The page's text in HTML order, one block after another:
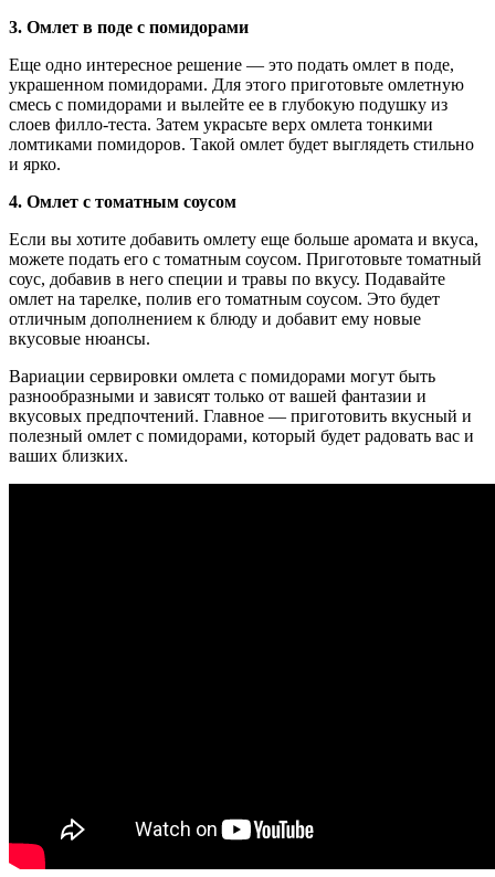
3. Омлет в поде с помидорами
Еще одно интересное решение — это подать омлет в поде,
украшенном помидорами. Для этого приготовьте омлетную
смесь с помидорами и вылейте ее в глубокую подушку из
слоев филло-теста. Затем украсьте верх омлета тонкими
ломтиками помидоров. Такой омлет будет выглядеть стильно
и ярко.
4. Омлет с томатным соусом
Если вы хотите добавить омлету еще больше аромата и вкуса,
можете подать его с томатным соусом. Приготовьте томатный
соус, добавив в него специи и травы по вкусу. Подавайте
омлет на тарелке, полив его томатным соусом. Это будет
отличным дополнением к блюду и добавит ему новые
вкусовые нюансы.
Вариации сервировки омлета с помидорами могут быть
разнообразными и зависят только от вашей фантазии и
вкусовых предпочтений. Главное — приготовить вкусный и
полезный омлет с помидорами, который будет радовать вас и
ваших близких.